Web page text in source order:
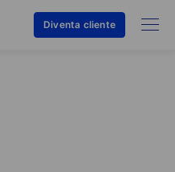
Diventa cliente